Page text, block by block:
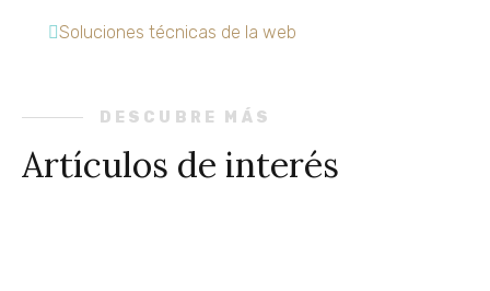
Soluciones técnicas de la web
DESCUBRE MÁS
Artículos de interés